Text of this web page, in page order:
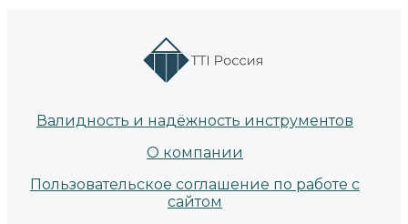
Валидность и надёжность инструментов
О компании
Пользовательское соглашение по работе с
сайтом